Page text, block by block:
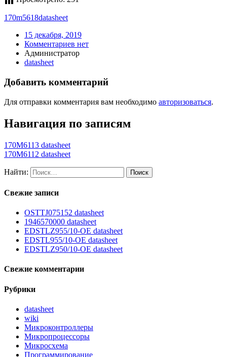
170m5618datasheet
15 декабря, 2019
Комментариев нет
Администратор
datasheet
Добавить комментарий
Для отправки комментария вам необходимо авторизоваться.
Навигация по записям
170M6113 datasheet
170M6112 datasheet
Найти:
Свежие записи
OSTTJ075152 datasheet
1946570000 datasheet
EDSTLZ955/10-OE datasheet
EDSTL955/10-OE datasheet
EDSTLZ950/10-OE datasheet
Свежие комментарии
Рубрики
datasheet
wiki
Микроконтроллеры
Микропроцессоры
Микросхема
Программирование